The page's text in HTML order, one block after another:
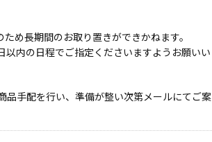
め長期間のお取り置きができかねます。
内の日程でご指定くださいますようお願いい
手配を行い、準備が整い次第メールにてご案